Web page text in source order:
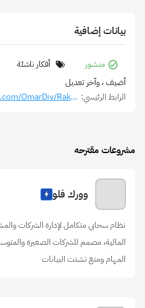
بيانات إضافية
منشور
أفكار ناشئة
أضيف، وآخر تعديل
الرابط الرئيسي: https://github.com/OmarDiv/Raknah
مشروعات مقترحه
وورك فلو
نظام سحابي متكامل لإدارة الشركات
المالية، مصمم للشركات الصغيرة
المهام ومنع تشتت البيانات